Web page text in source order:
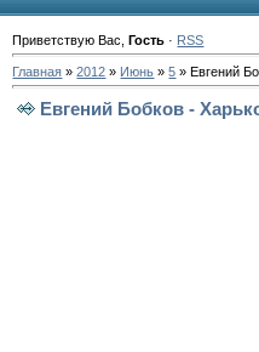
Приветствую Вас ,Гость · RSS
Главная »2012 » Июнь » 5 » Евгений
Евгений Бобков -